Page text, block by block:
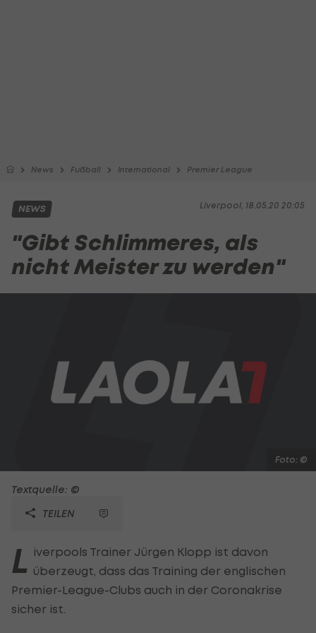
News Fußball International Premier League
Liverpool, 18.05.20 20:05
NEWS
"Gibt Schlimmeres, als
nicht Meister zu werden"
Foto: ©
Textquelle: ©
TEILEN
L iverpools Trainer Jürgen Klopp ist davon
überzeugt, dass das Training der englischen
Premier-League-Clubs auch in der Coronakrise
sicher ist.